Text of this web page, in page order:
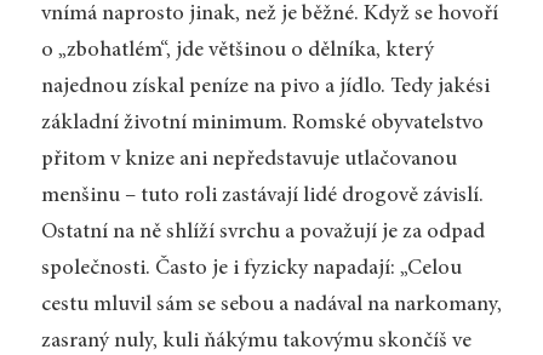
vnímá naprosto jinak, než je běžné. Když se hovoří
o „zbohatlém“, jde většinou o dělníka, který
najednou získal peníze na pivo a jídlo. Tedy jakési
základní životní minimum. Romské obyvatelstvo
přitom v knize ani nepředstavuje utlačovanou
menšinu – tuto roli zastávají lidé drogově závislí.
Ostatní na ně shlíží svrchu a považují je za odpad
společnosti. Často je i fyzicky napadají: „Celou
cestu mluvil sám se sebou a nadával na narkomany,
zasraný nuly, kuli ňákýmu takovýmu skončíš ve